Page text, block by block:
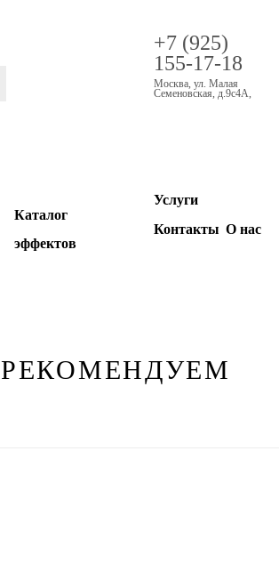
+7 (925)
155-17-18
Москва, ул. Малая
Семеновская, д.9с4А,
Каталог
эффектов
Услуги
Контакты О нас
РЕКОМЕНДУЕМ